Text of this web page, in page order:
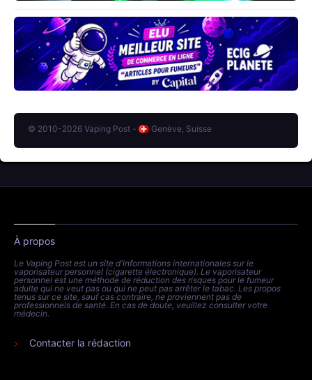
© 2010-2026 Vaping Post - Genève, Suisse
À propos
Le Vaping Post est un site d'informations internationales sur le
vaporisateur personnel (cigarette électronique). Le vaporisateur
personnel est une méthode de réduction des risques pour le fumeur
adulte qui ne veut pas ou qui ne peut pas arrêter le tabac. Les propos
tenus sur ce site, sauf cas contraire, ne proviennent pas de
professionnels de santé. En cas de doute, veuillez consulter votre
médecin.
Contacter la rédaction